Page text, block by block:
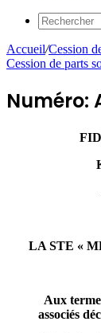
Accueil/Cession
Cession de parts
Numéro:
LA STE «
Aux
associés